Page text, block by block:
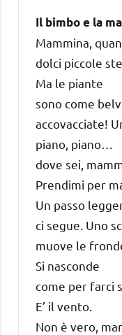
Il bimbo e la
Mammina,
dolci piccole
Ma le piante
sono come
accovacciate!
piano, piano…
dove sei,
Prendimi per
Un passo
ci segue. Uno
muove le
Si nasconde
come per farci
E’ il vento.
Non è vero,